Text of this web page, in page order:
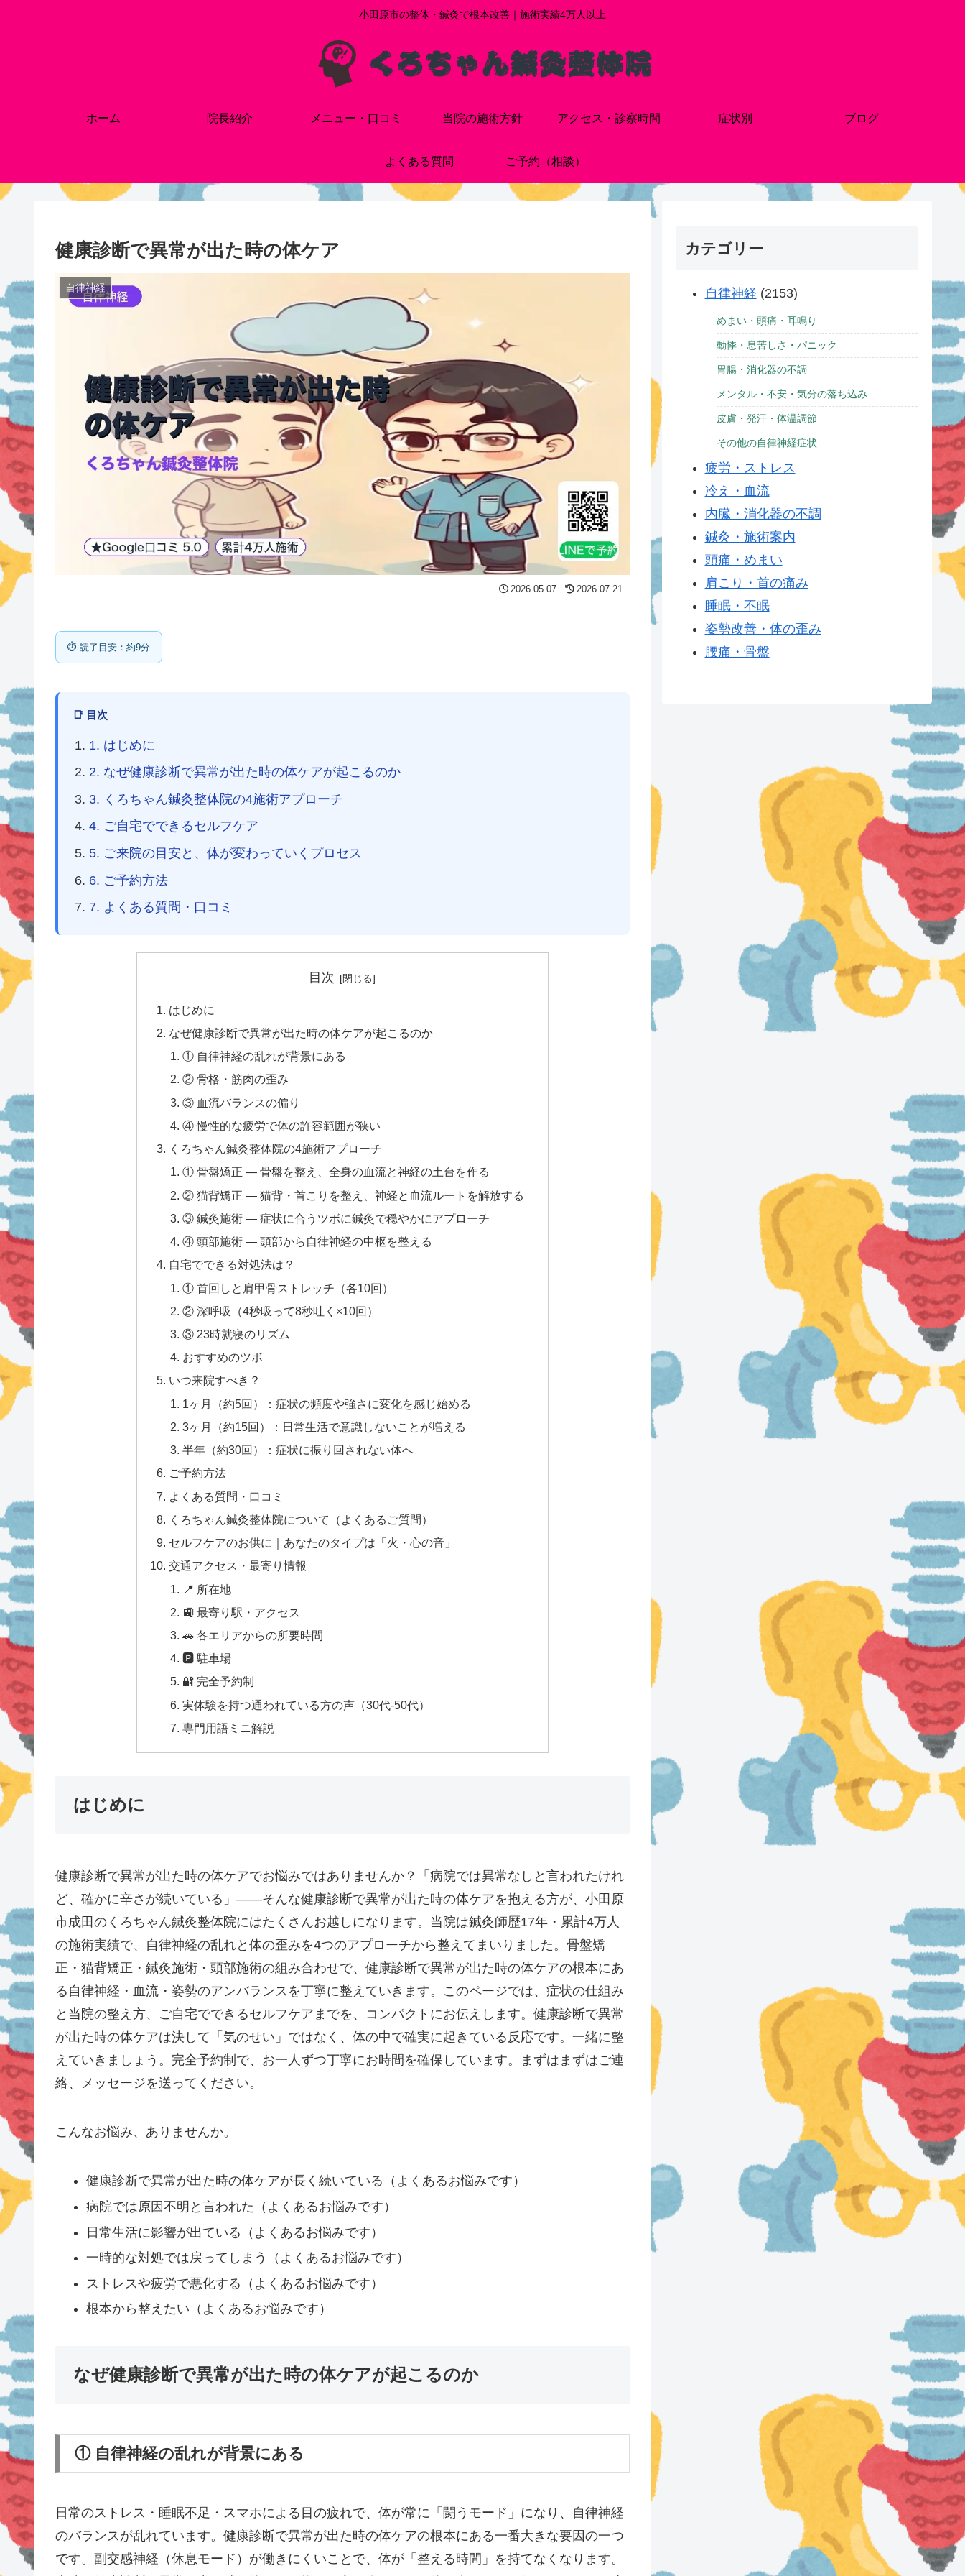
小田原市の整体・鍼灸で根本改善｜施術実績4万人以上
ホーム 院長紹介 メニュー・口コミ 当院の施術方針 アクセス・診察時間 症状別 ブログ
よくある質問 ご予約（相談）
健康診断で異常が出た時の体ケア
自律神経
2026.05.07 2026.07.21
⏱ 読了目安：約9分
📑 目次
1. はじめに
2. なぜ健康診断で異常が出た時の体ケアが起こるのか
3. くろちゃん鍼灸整体院の4施術アプローチ
4. ご自宅でできるセルフケア
5. ご来院の目安と、体が変わっていくプロセス
6. ご予約方法
7. よくある質問・口コミ
目次
はじめに
なぜ健康診断で異常が出た時の体ケアが起こるのか
① 自律神経の乱れが背景にある
② 骨格・筋肉の歪み
③ 血流バランスの偏り
④ 慢性的な疲労で体の許容範囲が狭い
くろちゃん鍼灸整体院の4施術アプローチ
① 骨盤矯正 — 骨盤を整え、全身の血流と神経の土台を作る
② 猫背矯正 — 猫背・首こりを整え、神経と血流ルートを解放する
③ 鍼灸施術 — 症状に合うツボに鍼灸で穏やかにアプローチ
④ 頭部施術 — 頭部から自律神経の中枢を整える
自宅でできる対処法は？
① 首回しと肩甲骨ストレッチ（各10回）
② 深呼吸（4秒吸って8秒吐く×10回）
③ 23時就寝のリズム
おすすめのツボ
いつ来院すべき？
1ヶ月（約5回）：症状の頻度や強さに変化を感じ始める
3ヶ月（約15回）：日常生活で意識しないことが増える
半年（約30回）：症状に振り回されない体へ
ご予約方法
よくある質問・口コミ
くろちゃん鍼灸整体院について（よくあるご質問）
セルフケアのお供に｜あなたのタイプは「火・心の音」
交通アクセス・最寄り情報
📍 所在地
🚉 最寄り駅・アクセス
🚗 各エリアからの所要時間
🅿 駐車場
🔐 完全予約制
実体験を持つ通われている方の声（30代-50代）
専門用語ミニ解説
はじめに
健康診断で異常が出た時の体ケアでお悩みではありませんか？「病院では異常なしと言われたけれ
ど、確かに辛さが続いている」——そんな健康診断で異常が出た時の体ケアを抱える方が、小田原
市成田のくろちゃん鍼灸整体院にはたくさんお越しになります。当院は鍼灸師歴17年・累計4万人
の施術実績で、自律神経の乱れと体の歪みを4つのアプローチから整えてまいりました。骨盤矯
正・猫背矯正・鍼灸施術・頭部施術の組み合わせで、健康診断で異常が出た時の体ケアの根本にあ
る自律神経・血流・姿勢のアンバランスを丁寧に整えていきます。このページでは、症状の仕組み
と当院の整え方、ご自宅でできるセルフケアまでを、コンパクトにお伝えします。健康診断で異常
が出た時の体ケアは決して「気のせい」ではなく、体の中で確実に起きている反応です。一緒に整
えていきましょう。完全予約制で、お一人ずつ丁寧にお時間を確保しています。まずはまずはご連
絡、メッセージを送ってください。
こんなお悩み、ありませんか。
健康診断で異常が出た時の体ケアが長く続いている（よくあるお悩みです）
病院では原因不明と言われた（よくあるお悩みです）
日常生活に影響が出ている（よくあるお悩みです）
一時的な対処では戻ってしまう（よくあるお悩みです）
ストレスや疲労で悪化する（よくあるお悩みです）
根本から整えたい（よくあるお悩みです）
なぜ健康診断で異常が出た時の体ケアが起こるのか
① 自律神経の乱れが背景にある
日常のストレス・睡眠不足・スマホによる目の疲れで、体が常に「闘うモード」になり、自律神経
のバランスが乱れています。健康診断で異常が出た時の体ケアの根本にある一番大きな要因の一つ
です。副交感神経（休息モード）が働きにくいことで、体が「整える時間」を持てなくなります。
カテゴリー
自律神経 (2153)
めまい・頭痛・耳鳴り
動悸・息苦しさ・パニック
胃腸・消化器の不調
メンタル・不安・気分の落ち込み
皮膚・発汗・体温調節
その他の自律神経症状
疲労・ストレス
冷え・血流
内臓・消化器の不調
鍼灸・施術案内
頭痛・めまい
肩こり・首の痛み
睡眠・不眠
姿勢改善・体の歪み
腰痛・骨盤